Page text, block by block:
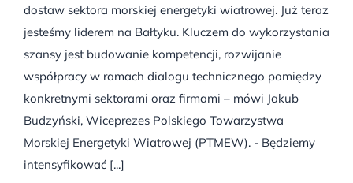
dostaw sektora morskiej energetyki wiatrowej. Już teraz
jesteśmy liderem na Bałtyku. Kluczem do wykorzystania
szansy jest budowanie kompetencji, rozwijanie
współpracy w ramach dialogu technicznego pomiędzy
konkretnymi sektorami oraz firmami – mówi Jakub
Budzyński, Wiceprezes Polskiego Towarzystwa
Morskiej Energetyki Wiatrowej (PTMEW). - Będziemy
intensyfikować [...]